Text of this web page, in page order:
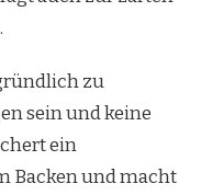
zu
sein und keine
ein
Backen und macht